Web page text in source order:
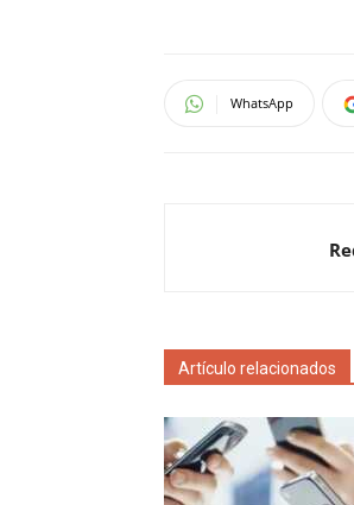
WhatsApp
Artículo relacionados